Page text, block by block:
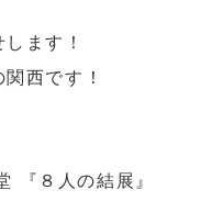
ます！
西です！
８人の結展』